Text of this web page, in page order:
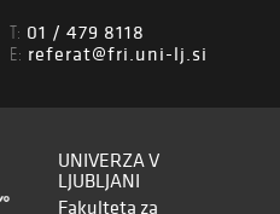
T: 01 / 479 8118
E: referat@fri.uni-lj.si
UNIVERZA V
LJUBLJANI
Fakulteta za